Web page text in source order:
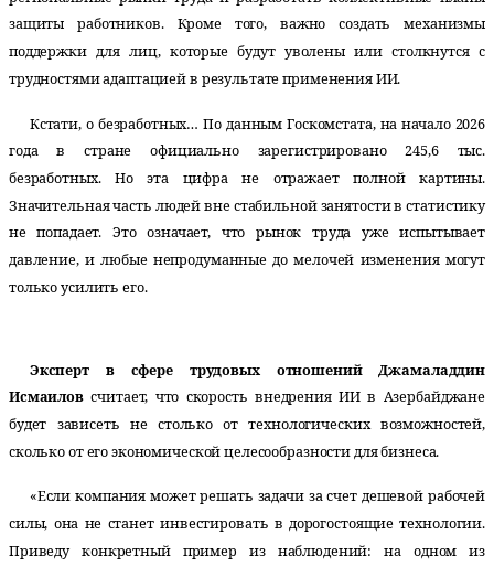
защиты работников. Кроме того, важно создать механизмы
поддержки для лиц, которые будут уволены или столкнутся с
трудностями адаптацией в результате применения ИИ.
Кстати, о безработных… По данным Госкомстата, на начало 2026
года в стране официально зарегистрировано 245,6 тыс.
безработных. Но эта цифра не отражает полной картины.
Значительная часть людей вне стабильной занятости в статистику
не попадает. Это означает, что рынок труда уже испытывает
давление, и любые непродуманные до мелочей изменения могут
только усилить его.
Эксперт в сфере трудовых отношений Джамаладдин
Исмаиловсчитает, что скорость внедрения ИИ в Азербайджане
будет зависеть не столько от технологических возможностей,
сколько от его экономической целесообразности для бизнеса.
«Если компания может решать задачи за счет дешевой рабочей
силы, она не станет инвестировать в дорогостоящие технологии.
Приведу конкретный пример из наблюдений: на одном из